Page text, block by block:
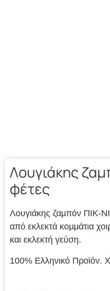
Λουγιάκης
φέτες
Λουγιάκης ζαμπόν ΠΙΚ-
από εκλεκτά κομμάτια
και εκλεκτή γεύση.
100% Ελληνικό Προϊόν.